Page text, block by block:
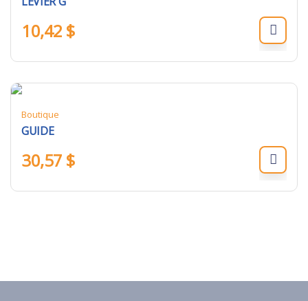
10,42 $
Boutique
GUIDE
30,57 $